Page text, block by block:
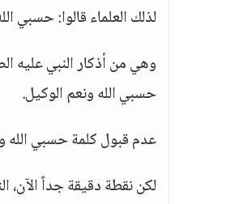
لذلك العلماء قالوا: حسبي
وهي من أذكار النبي عليه
حسبي الله ونعم الوكيل.
عدم قبول كلمة حسبي الله
لكن نقطة دقيقة جداً